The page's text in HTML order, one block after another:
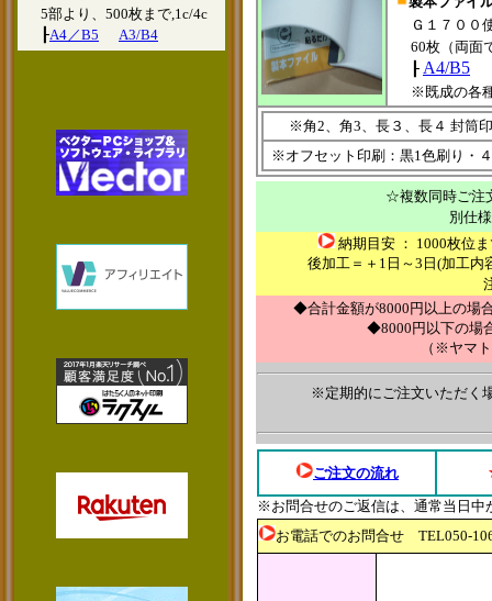
5部より、500枚まで,1c/4c
┠A4／B5 A3/B4
Ｇ１７００
60枚（両面
┠ A4/B5
※既成の各
※角2、角3、長３、長４ 封
※オフセット印刷：黒1色刷り・
☆複数同時ご注
別仕
納期目安 ： 1000枚位
後加工＝＋1日～3日(加工
◆合計金額が8000円以上の場
◆8000円以下の場
（※ヤマ
※定期的にご注文いただく
ご注文の流れ
※お問合せのご返信は、通常当日中
お電話でのお問合せ TEL050-